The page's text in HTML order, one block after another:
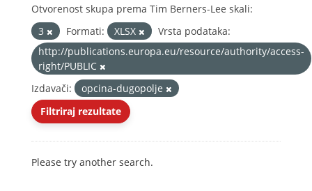
Otvorenost skupa prema Tim Berners-Lee skali:
3
Formati: XLSX
Vrsta podataka:
http://publications.europa.eu/resource/authority/access-
right/PUBLIC
Izdavači:
opcina-dugopolje
Filtriraj rezultate
Please try another search.